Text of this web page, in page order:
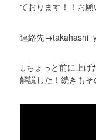
ております！！お願
連絡先
↓ちょっと前に上
解説した！続きもそ